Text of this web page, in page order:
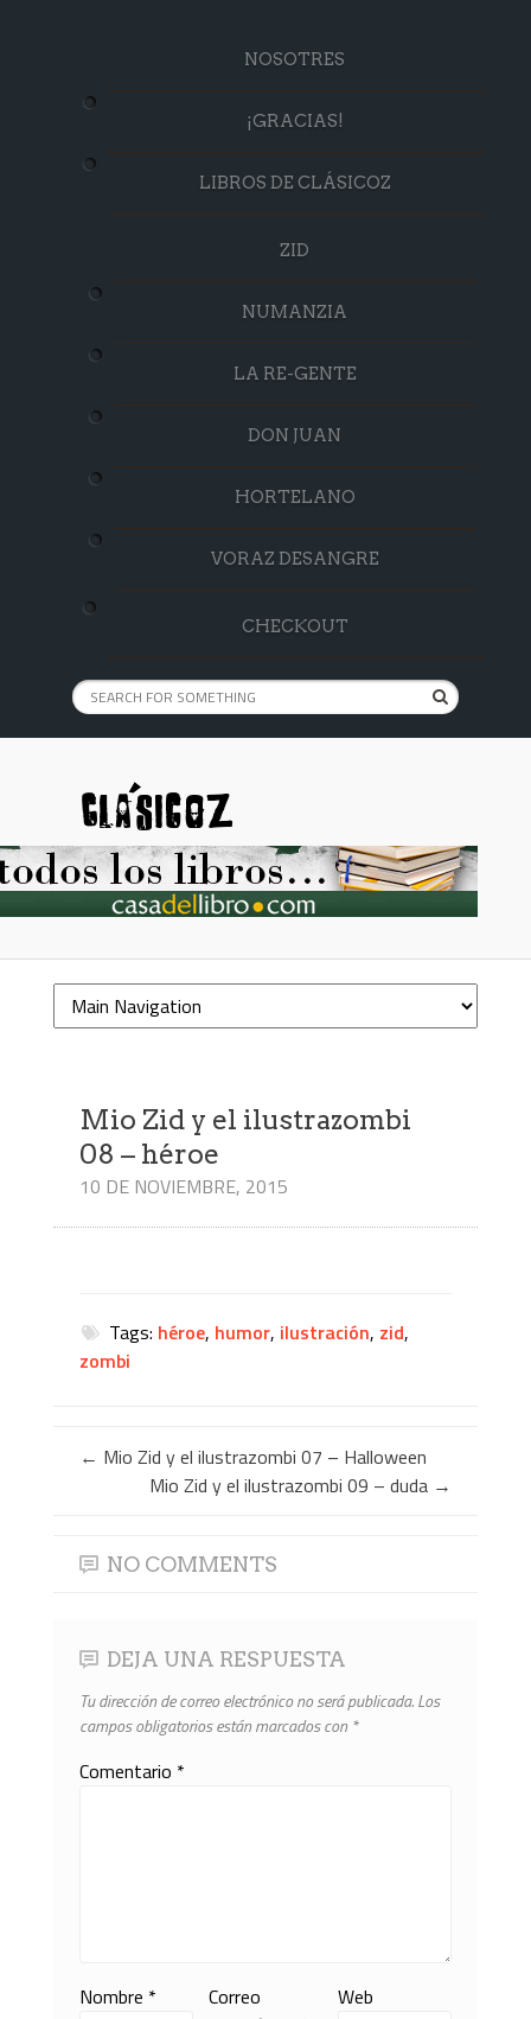
NOSOTRES
¡GRACIAS!
LIBROS DE CLÁSICOZ
ZID
NUMANZIA
LA RE-GENTE
DON JUAN
HORTELANO
VORAZ DESANGRE
CHECKOUT
Mio Zid y el ilustrazombi
08 – héroe
10 DE NOVIEMBRE, 2015
Tags: héroe, humor, ilustración, zid,
zombi
← Mio Zid y el ilustrazombi 07 – Halloween
Mio Zid y el ilustrazombi 09 – duda →
NO COMMENTS
DEJA UNA RESPUESTA
Tu dirección de correo electrónico no será publicada.Los
campos obligatorios están marcados con *
Comentario *
Nombre *
Correo
Web